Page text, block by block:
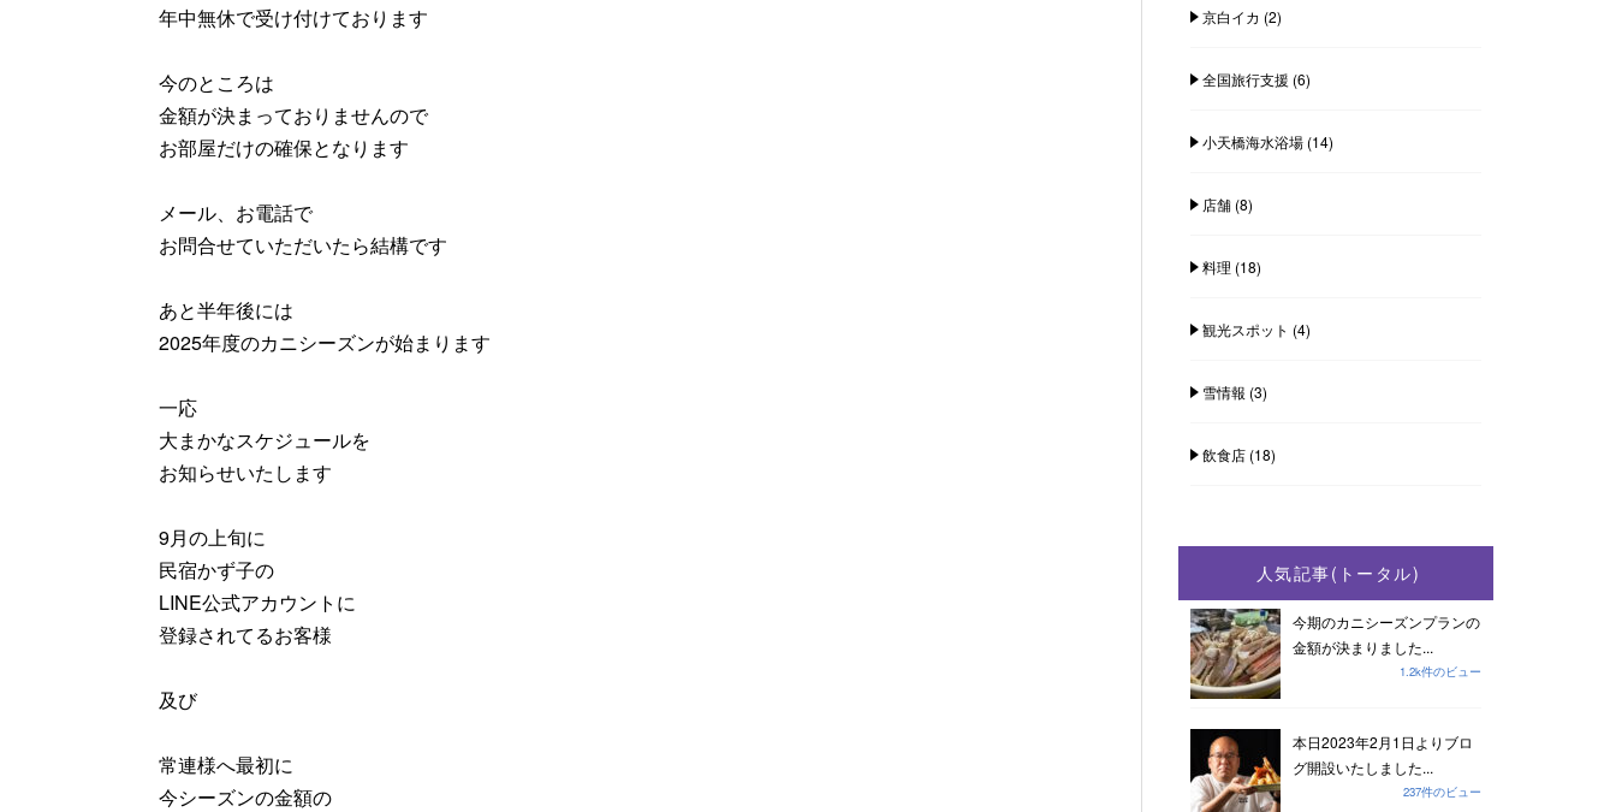
年中無休で受け付けております
今のところは
金額が決まっておりませんので
お部屋だけの確保となります
メール、お電話で
お問合せていただいたら結構です
あと半年後には
2025年度のカニシーズンが始まります
一応
大まかなスケジュールを
お知らせいたします
9月の上旬に
民宿かず子の
LINE公式アカウントに
登録されてるお客様
及び
常連様へ最初に
今シーズンの金額の
京白イカ (2)
全国旅行支援 (6)
小天橋海水浴場(14)
店舗(8)
料理 (18)
観光スポット (4)
雪情報 (3)
飲食店(18)
人気記事(トータル)
今期のカニシーズンプランの
金額が決まりました...
1.2k件のビュー
本日2023年2月1日よりブロ
グ開設いたしました...
237件のビュー